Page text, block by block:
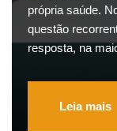
própria saúde.
questão
resposta, na
Leia mais